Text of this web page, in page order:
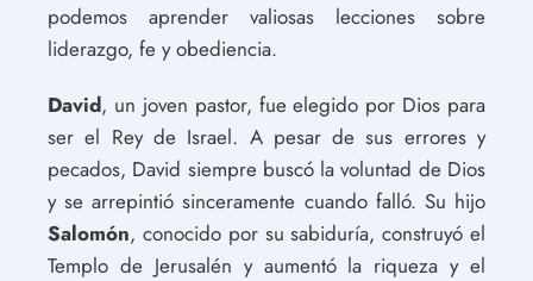
podemos aprender valiosas lecciones sobre
liderazgo, fe y obediencia.
David, un joven pastor, fue elegido por Dios para
ser el Rey de Israel. A pesar de sus errores y
pecados, David siempre buscó la voluntad de Dios
y se arrepintió sinceramente cuando falló. Su hijo
Salomón, conocido por su sabiduría, construyó el
Templo de Jerusalén y aumentó la riqueza y el